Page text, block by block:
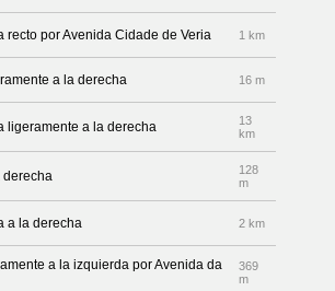
recto por Avenida Cidade de Veria 1 km
a la derecha 16 m
ligeramente a la derecha
13
km
derecha
128
m
a la derecha 2 km
a la izquierda por Avenida da
369
m